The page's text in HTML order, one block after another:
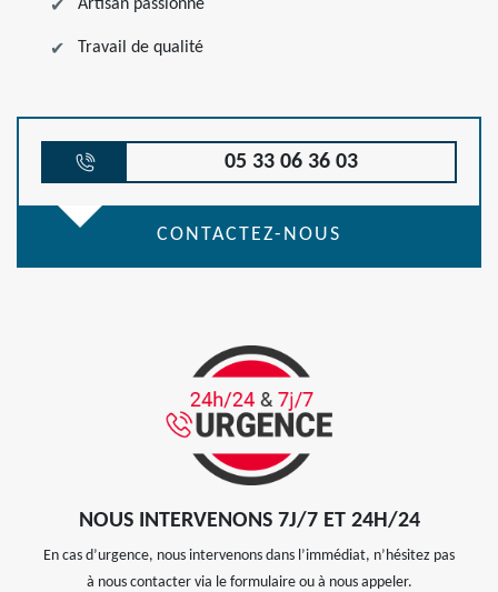
Artisan passionné
Travail de qualité
05 33 06 36 03
CONTACTEZ-NOUS
NOUS INTERVENONS 7J/7 ET 24H/24
En cas d’urgence, nous intervenons dans l’immédiat, n’hésitez pas
à nous contacter via le formulaire ou à nous appeler.